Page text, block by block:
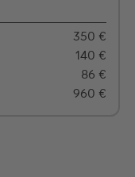
350 €
140 €
86 €
960 €